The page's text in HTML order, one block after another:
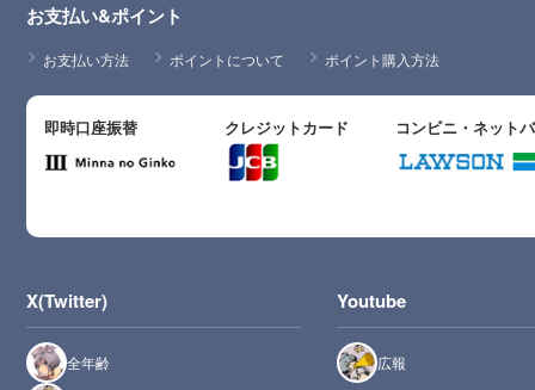
お支払い&ポイント
お支払い方法 ポイントについて ポイント購入方法
即時口座振替 クレジットカード コンビニ・ネット
X(Twitter)
全年齢
Youtube
広報